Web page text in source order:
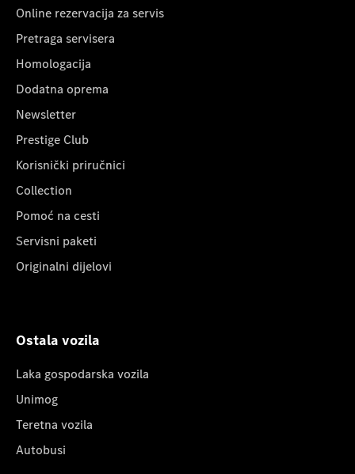
Online rezervacija za servis
Pretraga servisera
Homologacija
Dodatna oprema
Newsletter
Prestige Club
Korisnički priručnici
Collection
Pomoć na cesti
Servisni paketi
Originalni dijelovi
Ostala vozila
Laka gospodarska vozila
Unimog
Teretna vozila
Autobusi